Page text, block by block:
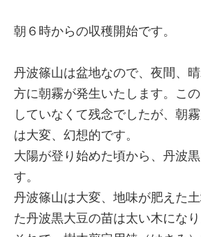
朝６時からの収穫開始です。
丹波篠山は盆地なので、夜間、
方に朝霧が発生いたします。こ
していなくて残念でしたが、朝
は大変、幻想的です。
大陽が登り始めた頃から、丹波
す。
丹波篠山は大変、地味が肥えた
た丹波黒大豆の苗は太い木になり